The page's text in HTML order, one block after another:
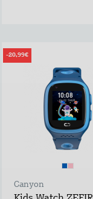
-20,99€
Canyon